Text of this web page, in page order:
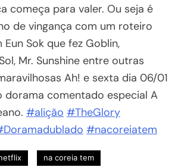
começa para valer. Ou seja é
de vingança com um roteiro
Sok que fez Goblin,
Mr. Sunshine entre outras
Ah! e sexta dia 06/01
dorama comentado especial A
#alição #TheGlory
#nacoreiatem
na coreia tem